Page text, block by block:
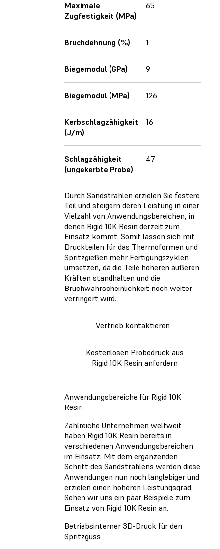
Maximale
Zugfestigkeit (MPa)
65
Bruchdehnung (%) 1
Biegemodul (GPa) 9
Biegemodul (MPa) 126
Kerbschlagzähigkeit
(J/m)
16
Schlagzähigkeit
(ungekerbte Probe)
47
Durch Sandstrahlen erzielen Sie festere
Teil und steigern deren Leistung in einer
Vielzahl von Anwendungsbereichen, in
denen Rigid 10K Resin derzeit zum
Einsatz kommt. Somit lassen sich mit
Druckteilen für das Thermoformen und
Spritzgießen mehr Fertigungszyklen
umsetzen, da die Teile höheren äußeren
Kräften standhalten und die
Bruchwahrscheinlichkeit noch weiter
verringert wird.
Vertrieb kontaktieren
Kostenlosen Probedruck aus
Rigid 10K Resin anfordern
Anwendungsbereiche für Rigid 10K
Resin
Zahlreiche Unternehmen weltweit
haben Rigid 10K Resin bereits in
verschiedenen Anwendungsbereichen
im Einsatz. Mit dem ergänzenden
Schritt des Sandstrahlens werden diese
Anwendungen nun noch langlebiger und
erzielen einen höheren Leistungsgrad.
Sehen wir uns ein paar Beispiele zum
Einsatz von Rigid 10K Resin an.
Betriebsinterner 3D-Druck für den
Spritzguss